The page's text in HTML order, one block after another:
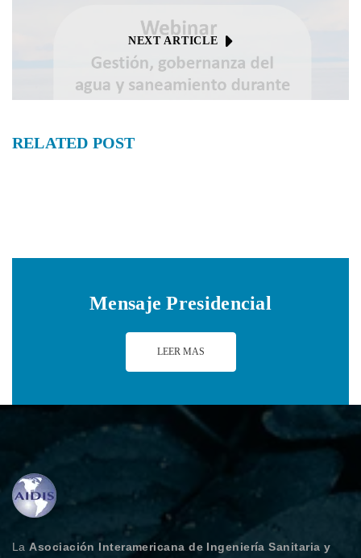
NEXT ARTICLE
RELATED POST
Mensaje Presidencial
LEER MAS
LaAsociación Interamericana de Ingeniería Sanitaria y